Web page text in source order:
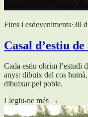
Fires i esdeveniments·30
Casal d’estiu
Cada estiu obrim l’estudi
anys: dibuix del cos
dibuixar pel poble.
Llegiu-ne més →